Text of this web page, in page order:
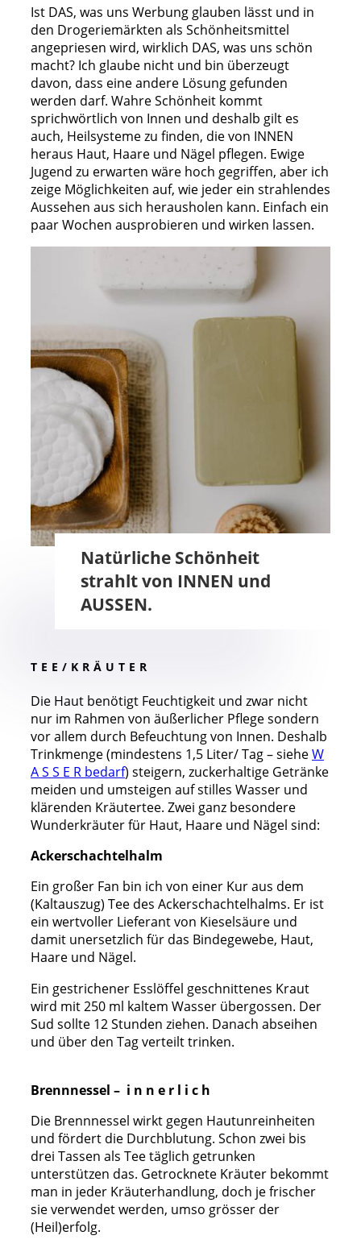
Ist DAS, was uns Werbung glauben lässt und in
den Drogeriemärkten als Schönheitsmittel
angepriesen wird, wirklich DAS, was uns schön
macht? Ich glaube nicht und bin überzeugt
davon, dass eine andere Lösung gefunden
werden darf. Wahre Schönheit kommt
sprichwörtlich von Innen und deshalb gilt es
auch, Heilsysteme zu finden, die von INNEN
heraus Haut, Haare und Nägel pflegen. Ewige
Jugend zu erwarten wäre hoch gegriffen, aber ich
zeige Möglichkeiten auf, wie jeder ein strahlendes
Aussehen aus sich herausholen kann. Einfach ein
paar Wochen ausprobieren und wirken lassen.
Natürliche Schönheit
strahlt von INNEN und
AUSSEN.
T E E / K R Ä U T E R
Die Haut benötigt Feuchtigkeit und zwar nicht
nur im Rahmen von äußerlicher Pflege sondern
vor allem durch Befeuchtung von Innen. Deshalb
Trinkmenge (mindestens 1,5 Liter/ Tag – sieheW
A S S E R bedarf) steigern, zuckerhaltige Getränke
meiden und umsteigen auf stilles Wasser und
klärenden Kräutertee. Zwei ganz besondere
Wunderkräuter für Haut, Haare und Nägel sind:
Ackerschachtelhalm
Ein großer Fan bin ich von einer Kur aus dem
(Kaltauszug) Tee des Ackerschachtelhalms. Er ist
ein wertvoller Lieferant von Kieselsäure und
damit unersetzlich für das Bindegewebe, Haut,
Haare und Nägel.
Ein gestrichener Esslöffel geschnittenes Kraut
wird mit 250 ml kaltem Wasser übergossen. Der
Sud sollte 12 Stunden ziehen. Danach abseihen
und über den Tag verteilt trinken.
Brennnessel – i n n e r l i c h
Die Brennnessel wirkt gegen Hautunreinheiten
und fördert die Durchblutung. Schon zwei bis
drei Tassen als Tee täglich getrunken
unterstützen das. Getrocknete Kräuter bekommt
man in jeder Kräuterhandlung, doch je frischer
sie verwendet werden, umso grösser der
(Heil)erfolg.